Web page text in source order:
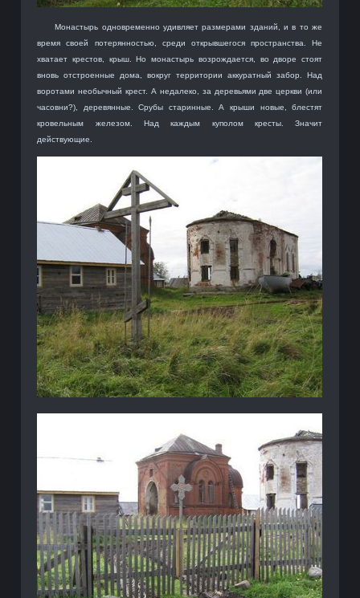
Монастырь одновременно удивляет размерами зданий, и в то же
время своей потерянностью, среди открывшегося пространства. Не
хватает крестов, крыш. Но монастырь возрождается, во дворе стоят
вновь отстроенные дома, вокруг территории аккуратный забор. Над
воротами необычный крест. А недалеко, за деревьями две церкви (или
часовни?), деревянные. Срубы старинные. А крыши новые, блестят
кровельным железом. Над каждым куполом кресты. Значит
действующие.